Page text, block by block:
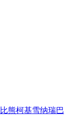
比熊柯基雪纳瑞巴